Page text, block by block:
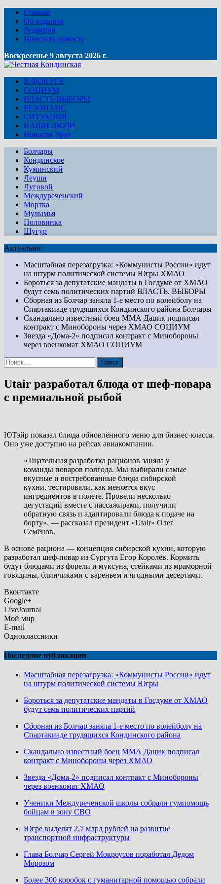
Главная
Об издании
Редакция
Прислать новость
Воскресенье 9 августа 2026 г.
В ФОКУСЕ
СОЦИУМ
ВЛАСТЬ ВЫБОРЫ
РЕЗОНАНС
СИТУАЦИЯ
НАШИ ЛЮДИ
Новости Урая
Болчары
Кондинское
Куминский
Леуши
Луговой
Междуреченский
Мортка
Мулымья
Половинка
Шугур
Актуально:
Масштабная перезагрузка: «Коммунисты России» идут
на штурм политической системы Югры ХМАО
Бороться за депутатские мандаты в Госдуме от ХМАО
будут семь политических партий ВЛАСТЬ. ВЫБОРЫ
Сборная из Болчар заняла 1-е место по волейболу на
Спартакиаде трудящихся Кондинского района Болчары
Скандально известный боец ММА Дацик подписал
контракт с Минобороны через ХМАО СОЦИУМ
Звезда «Дома-2» подписал контракт с Минобороны
через военкомат ХМАО СОЦИУМ
Найти:
Utair разработал блюда от шеф-повара
с премиальной рыбой
ЮТэйр показал блюда обновлённого меню для бизнес-класса.
Оно уже доступно на рейсах авиакомпании.
«Тщательная разработка рационов заняла у
команды поваров полгода. Мы выбирали самые
вкусные и востребованные блюда сибирской
кухни, тестировали, как меняется вкус
ингредиентов в полете. Провели несколько
дегустаций вместе с пассажирами, получили
обратную связь и адаптировали блюда к подаче на
борту», — рассказал президент «Utair» Олег
Семёнов.
В основе рациона — концепция сибирской кухни, которую
разработал шеф-повар из Сургута Егор Королёв. Кормить
будут блюдами из форели и муксуна, стейками из мраморной
говядины, блинчиками с вареньем и ягодными десертами.
Вконтакте
Google+
LiveJournal
Мой мир
E-mail
Одноклассники
Последние публикации
Масштабная перезагрузка: «Коммунисты России» идут
на штурм политической системы Югры
Бороться за депутатские мандаты в Госдуме от ХМАО
будут семь политических партий
Сборная из Болчар заняла 1-е место по волейболу на
Спартакиаде трудящихся Кондинского района
Скандально известный боец ММА Дацик подписал
контракт с Минобороны через ХМАО
Звезда «Дома-2» подписал контракт с Минобороны
через военкомат ХМАО
Ученики Междуреченской школы собрали гумпомощь
бойцам в зону СВО
Югре выделят 2,7 млрд рублей на развитие
транспортной инфраструктуры
Глава Болчар Сергей Мокроусов поработал Дедом
Морозом
Более 300 коробок с гуманитарной помощью собрали